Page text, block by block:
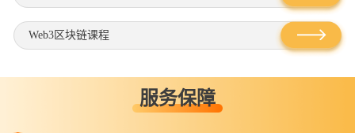
Web3区块链课程
服务保障